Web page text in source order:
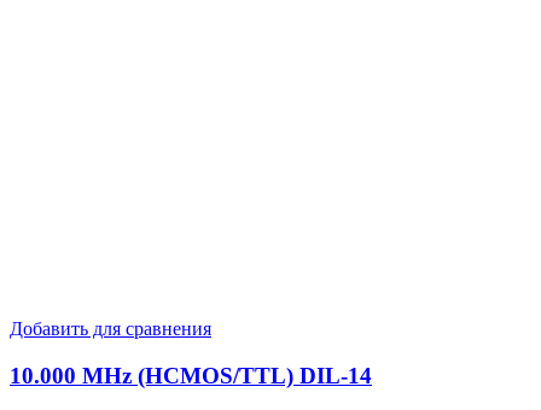
Добавить для сравнения
10.000 MHz (HCMOS/TTL) DIL-14